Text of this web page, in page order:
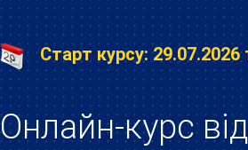
Старт курсу: 29.07.2026
Онлайн-курс